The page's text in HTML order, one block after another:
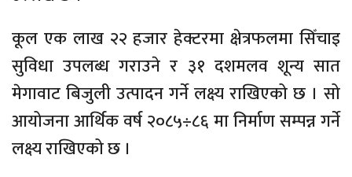
कूल एक लाख २२ हजार हेक्टरमा क्षेत्रफलमा सिँचाइ
सुविधा उपलब्ध गराउने र ३१ दशमलव शून्य सात
मेगावाट बिजुली उत्पादन गर्ने लक्ष्य राखिएको छ । सो
आयोजना आर्थिक वर्ष २०८५÷८६ मा निर्माण सम्पन्न गर्ने
लक्ष्य राखिएको छ ।